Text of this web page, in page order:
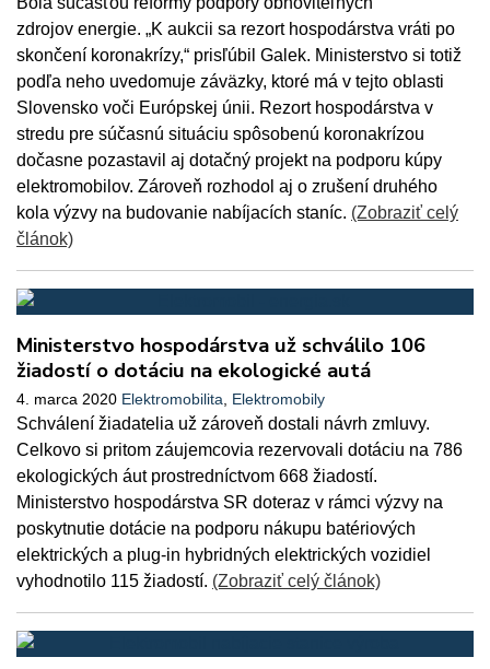
zdrojov energie. „K aukcii sa rezort hospodárstva vráti po
skončení koronakrízy,“ prisľúbil Galek. Ministerstvo si totiž
podľa neho uvedomuje záväzky, ktoré má v tejto oblasti
Slovensko voči Európskej únii. Rezort hospodárstva v
stredu pre súčasnú situáciu spôsobenú koronakrízou
dočasne pozastavil aj dotačný projekt na podporu kúpy
elektromobilov. Zároveň rozhodol aj o zrušení druhého
kola výzvy na budovanie nabíjacích staníc. (Zobraziť celý
článok)
Ministerstvo hospodárstva už schválilo 106
žiadostí o dotáciu na ekologické autá
4. marca 2020 Elektromobilita Elektromobily
Schválení žiadatelia už zároveň dostali návrh zmluvy.
Celkovo si pritom záujemcovia rezervovali dotáciu na 786
ekologických áut prostredníctvom 668 žiadostí.
Ministerstvo hospodárstva SR doteraz v rámci výzvy na
poskytnutie dotácie na podporu nákupu batériových
elektrických a plug-in hybridných elektrických vozidiel
vyhodnotilo 115 žiadostí. (Zobraziť celý článok)